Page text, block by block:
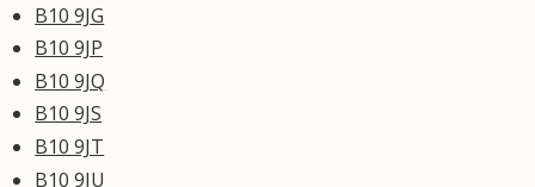
B10 9JG
B10 9JP
B10 9JQ
B10 9JS
B10 9JT
B10 9JU